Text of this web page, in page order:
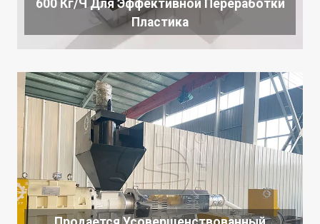
600 Кг/ч Для Эффективной Переработки
Пластика